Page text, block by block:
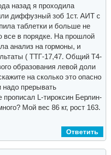
назад я проходила
диффузный зоб 1ст. АИТ с
таблетки и больше не
все в порядке. На прошлой
анализ на гормоны, и
( ТТГ-17,47. Общий Т4-
образования левой доли
на сколько это опасно
надо прерывать
прописал L-тироксин Берлин-
? Мой вес 86 кг, рост 163.
Ответить